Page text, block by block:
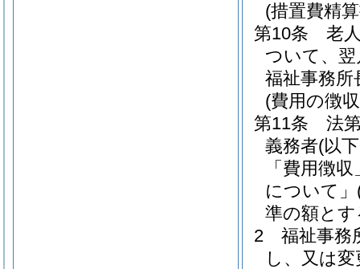
(措置費精
第10条
老
ついて、
福祉事務
(費用の徴
第11条
法
義務者(以
「費用徴
について」
準の額とす
2
福祉事務
し、又は